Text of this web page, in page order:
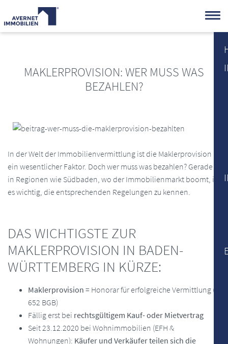
MAKLERPROVISION: WER MUSS WAS
BEZAHLEN?
In der Welt der Immobilienvermittlung ist die Maklerprovision
ein wesentlicher Faktor. Doch wer muss was bezahlen? Gerade
in Regionen wie Südbaden, wo der Immobilienmarkt boomt, ist
es wichtig, die entsprechenden Regelungen zu kennen.
DAS WICHTIGSTE ZUR
MAKLERPROVISION IN BADEN-
WÜRTTEMBERG IN KÜRZE:
Maklerprovision = Honorar für erfolgreiche Vermittlung (§
652 BGB)
Fällig erst bei rechtsgültigem Kauf- oder Mietvertrag
Seit 23.12.2020 bei Wohnimmobilien (EFH &
Wohnungen): Käufer und Verkäufer teilen sich die